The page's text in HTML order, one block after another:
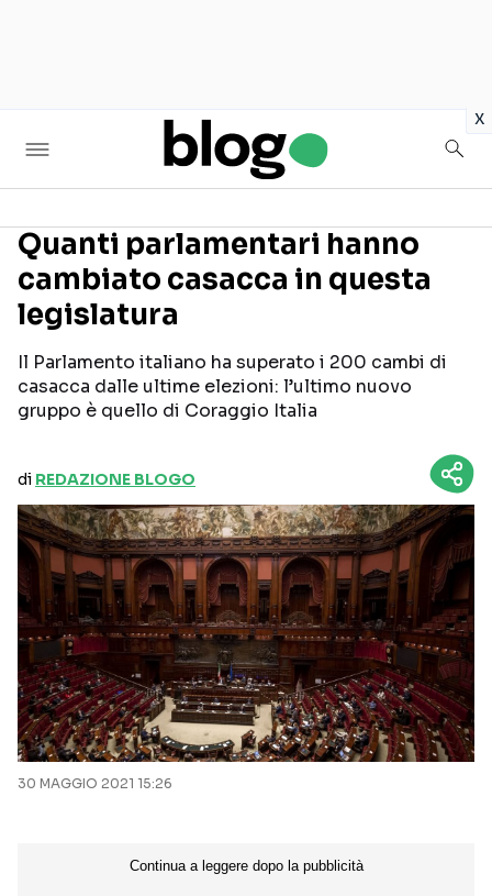
x
Seguici sui social
Quanti parlamentari hanno
cambiato casacca in questa
legislatura
Il Parlamento italiano ha superato i 200 cambi di
casacca dalle ultime elezioni: l’ultimo nuovo
gruppo è quello di Coraggio Italia
di REDAZIONE BLOGO
30 MAGGIO 2021 15:26